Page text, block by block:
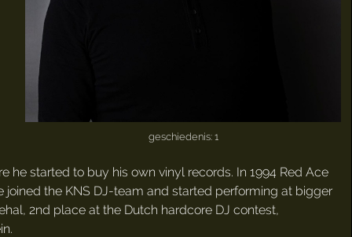
geschiedenis: 1
he started to buy his own vinyl records. In 1994 Red Ace
joined the KNS DJ-team and started performing at bigger
2nd place at the Dutch hardcore DJ contest,